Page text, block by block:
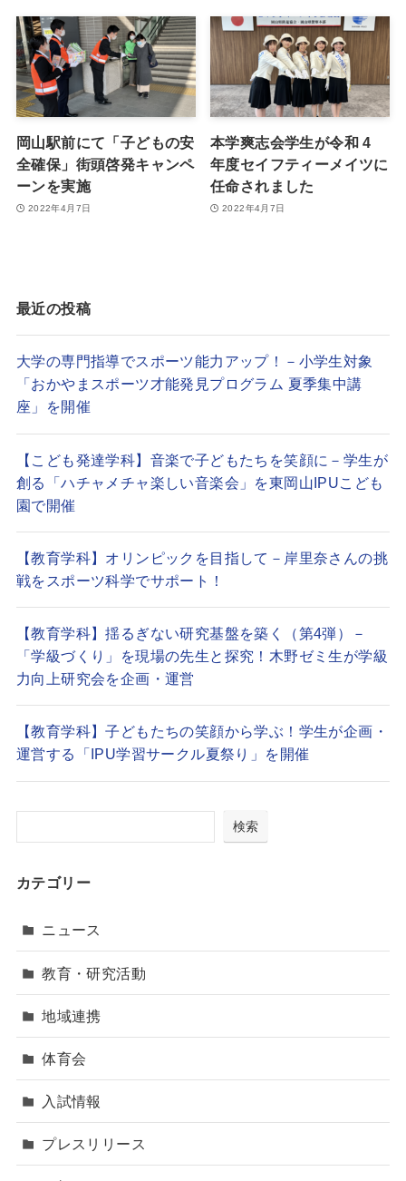
岡山駅前にて「子どもの安
全確保」街頭啓発キャンペ
ーンを実施
2022年4月7日
本学爽志会学生が令和 4
年度セイフティーメイツに
任命されました
2022年4月7日
最近の投稿
大学の専門指導でスポーツ能力アップ！－小学生対象
「おかやまスポーツ才能発見プログラム 夏季集中講
座」を開催
【こども発達学科】音楽で子どもたちを笑顔に－学生が
創る「ハチャメチャ楽しい音楽会」を東岡山IPUこども
園で開催
【教育学科】オリンピックを目指して－岸里奈さんの挑
戦をスポーツ科学でサポート！
【教育学科】揺るぎない研究基盤を築く（第4弾）－
「学級づくり」を現場の先生と探究！木野ゼミ生が学級
力向上研究会を企画・運営
【教育学科】子どもたちの笑顔から学ぶ！学生が企画・
運営する「IPU学習サークル夏祭り」を開催
検索
カテゴリー
ニュース
教育・研究活動
地域連携
体育会
入試情報
プレスリリース